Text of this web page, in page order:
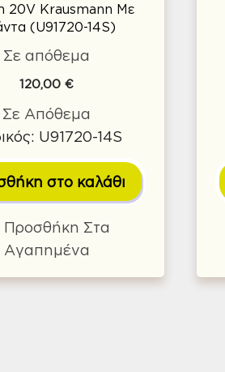
20V Krausmann Με
(U91720-14S)
Σε απόθεμα
120,00€
Σε Απόθεμα
U91720-14S
στο καλάθι
Προσθήκη Στα
Αγαπημένα